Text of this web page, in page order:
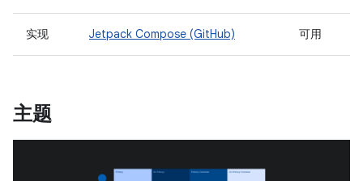
实现 Jetpack Compose (GitHub) 可用
主题